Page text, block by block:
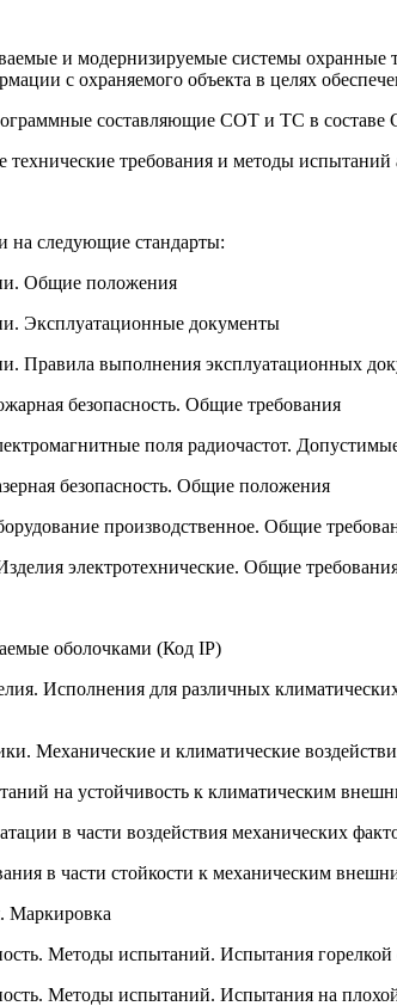
и модернизируемые системы
с охраняемого объекта в целях
составляющие СОТ и ТС в составе
технические требования и методы
на следующие стандарты:
Общие положения
Эксплуатационные документы
Правила выполнения эксплуатационных
безопасность. Общие требования
поля радиочастот.
безопасность. Общие положения
производственное. Общие
электротехнические. Общие
оболочками (Код IP)
Исполнения для различных
Механические и климатические
на устойчивость к климатическим
в части воздействия механических
в части стойкости к механическим
Маркировка
Методы испытаний. Испытания горелкой
Методы испытаний. Испытания на